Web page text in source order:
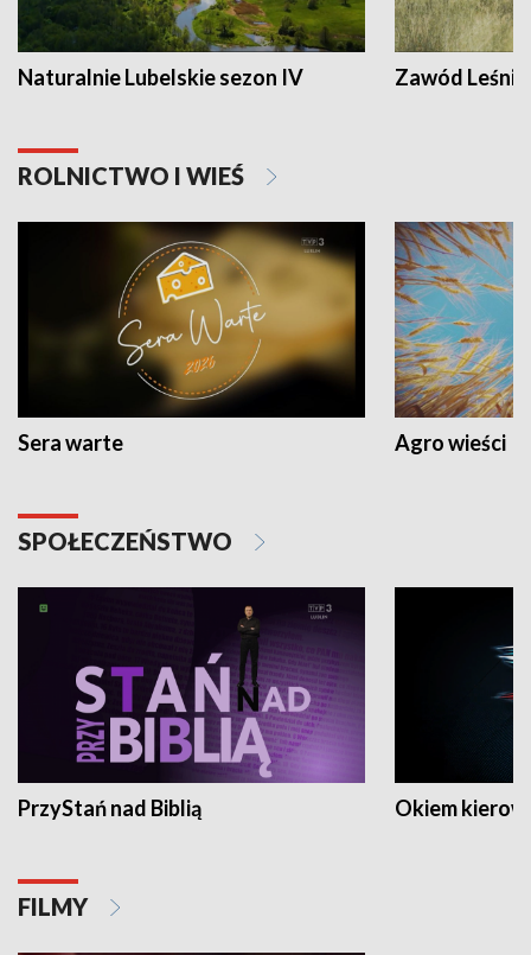
Naturalnie Lubelskie sezon IV Zawód Leśnik
ROLNICTWO I WIEŚ
Sera warte Agro wieści
SPOŁECZEŃSTWO
PrzyStań nad Biblią Okiem
FILMY